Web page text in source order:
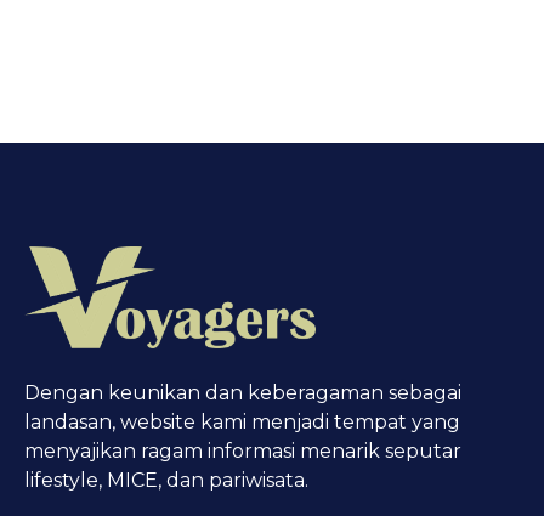
Dengan keunikan dan keberagaman sebagai
landasan, website kami menjadi tempat yang
menyajikan ragam informasi menarik seputar
lifestyle, MICE, dan pariwisata.